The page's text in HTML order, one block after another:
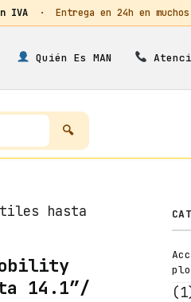
IVA · Entrega en 24h en
Quién Es MAN
hasta
14.1″/